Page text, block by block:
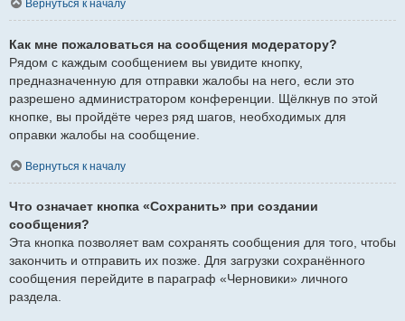
Вернуться к началу
Как мне пожаловаться на сообщения модератору?
Рядом с каждым сообщением вы увидите кнопку,
предназначенную для отправки жалобы на него, если это
разрешено администратором конференции. Щёлкнув по этой
кнопке, вы пройдёте через ряд шагов, необходимых для
оправки жалобы на сообщение.
Вернуться к началу
Что означает кнопка «Сохранить» при создании
сообщения?
Эта кнопка позволяет вам сохранять сообщения для того, чтобы
закончить и отправить их позже. Для загрузки сохранённого
сообщения перейдите в параграф «Черновики» личного
раздела.